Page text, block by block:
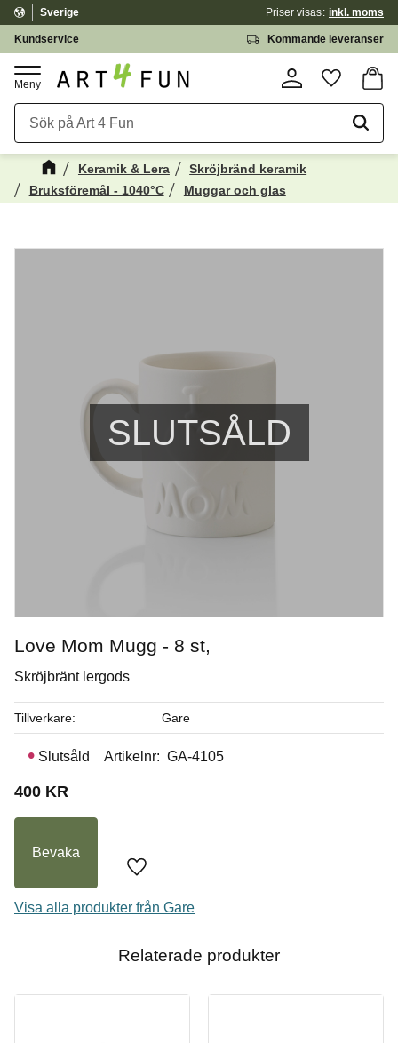
Meny
Kundservice Kommande leveranser
Sverige Priser visas inkl. moms
Keramik & Lera
Skröjbränd keramik
Bruksföremål - 1040°C
Muggar och glas
Penselglasyr för stengods Flux
SLUTSÅLD
Love Mom Mugg - 8 st,
Skröjbränt lergods
400 KR
Lägg till i favoriter
Bevaka
Slutsåld Artikelnr GA-4105
Tillverkare Gare
Visa alla produkter från Gare
Relaterade produkter